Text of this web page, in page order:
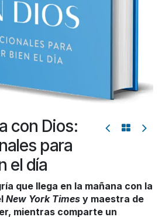
con Dios:
para
el día
que llega en la mañana con la
New York Times y maestra de
mientras comparte un